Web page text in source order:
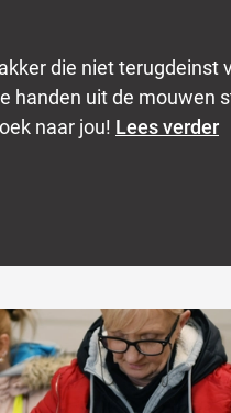
die niet terugdeinst
handen uit de mouwen
naar jou! Lees verder